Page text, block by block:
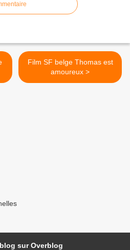
Film SF belge Thomas est
amoureux >
sur Overblog